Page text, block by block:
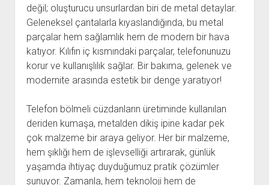
değil; oluşturucu unsurlardan biri de metal detaylar.
Geleneksel çantalarla kıyaslandığında, bu metal
parçalar hem sağlamlık hem de modern bir hava
katıyor. Kılıfın iç kısmındaki parçalar, telefonunuzu
korur ve kullanışlılık sağlar. Bir bakıma, gelenek ve
modernite arasında estetik bir denge yaratıyor!
Telefon bölmeli cüzdanların üretiminde kullanılan
deriden kumaşa, metalden dikiş ipine kadar pek
çok malzeme bir araya geliyor. Her bir malzeme,
hem şıklığı hem de işlevselliği artırarak, günlük
yaşamda ihtiyaç duyduğumuz pratik çözümler
sunuyor. Zamanla, hem teknoloji hem de